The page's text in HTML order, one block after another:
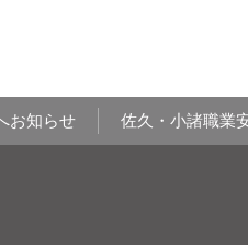
お知らせ 佐久・小諸職業